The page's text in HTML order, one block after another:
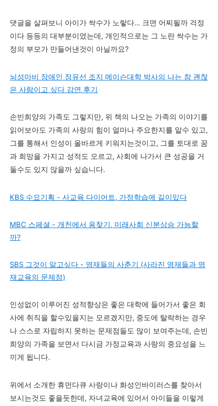
댓글을 살펴보니 아이가 싹수가 노랗다... 크면 어찌될까 걱정
이다 등등의 대부분이였는데, 개인적으로는 그 노란 싹수는 가
정의 부모가 만들어낸것이 아닐까요?
뇌성마비 장애인 정유선 조지 메이슨대학 박사의 나는 참 괜찮
은 사람이고 싶다 강연 후기
손빈희양의 가족도 그렇지만, 위 책의 나오는 가족의 이야기를
읽어보아도 가족의 사랑의 힘이 얼마나 주요한지를 알수 있고,
그를 통해서 인성이 올바르게 키워지는것이고, 그를 토대로 꿈
과 희망을 가지고 성적도 오르고, 사회에 나가서 큰 성공을 거
둘수도 있지 않을까 싶습니다.
KBS 수요기획 - 사교육 다이어트, 가정학습에 길이있다
MBC 스페셜 - 개천에서 용찾기, 미래사회 신분상승 가능할
까?
SBS 그것이 알고싶다 - 영재들의 사춘기 (사라진 영재들과 영
재교육의 문제점)
인성없이 이루어진 성적향상은 좋은 대학에 들어가서 좋은 회
사에 취직을 할수있을지는 모르겠지만, 중도에 탈락하는 경우
나 스스로 자립하지 못하는 문제점들도 많이 보여주는데, 손빈
희양의 가족을 보면서 다시금 가정교육과 사랑의 중요성을 느
끼게 됩니다.
위에서 소개한 휴먼다큐 사랑이나 화성인바이러스를 찾아서
보시는것도 좋을듯한데, 자녀교육에 있어서 아이들을 이렇게